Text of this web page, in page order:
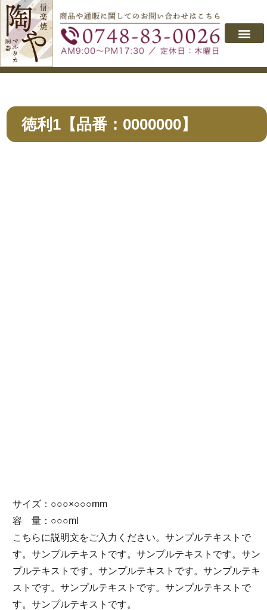
徳利1【品番：0000000】
サイズ：○○○×○○○mm
容 量：○○○ml
こちらに説明文をご入力ください。サンプルテキストで
す。サンプルテキストです。サンプルテキストです。サン
プルテキストです。サンプルテキストです。サンプルテキ
ストです。サンプルテキストです。サンプルテキストで
す。サンプルテキストです。